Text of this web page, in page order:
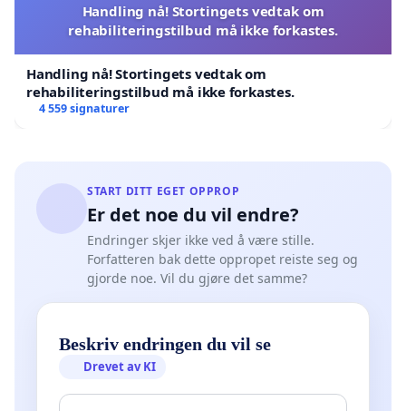
Handling nå! Stortingets vedtak om
rehabiliteringstilbud må ikke forkastes.
Handling nå! Stortingets vedtak om
rehabiliteringstilbud må ikke forkastes.
4 559 signaturer
START DITT EGET OPPROP
Er det noe du vil endre?
Endringer skjer ikke ved å være stille.
Forfatteren bak dette oppropet reiste seg og
gjorde noe. Vil du gjøre det samme?
Beskriv endringen du vil se
Drevet av KI